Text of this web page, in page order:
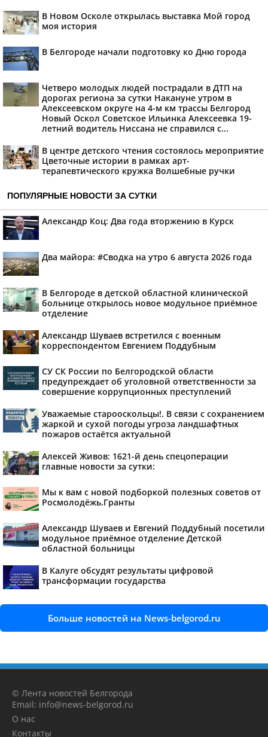
В Новом Осколе открылась выставка Мой город
моя история
В Белгороде начали подготовку ко Дню города
Четверо молодых людей пострадали в ДТП на
дорогах региона за сутки Накануне утром в
Алексеевском округе на 4-м км трассы Белгород
Новый Оскол Советское Ильинка Алексеевка 19-
летний водитель Ниссана не справился с...
В центре детского чтения состоялось мероприятие
Цветочные истории в рамках арт-
терапевтического кружка Волшебные ручки
ПОПУЛЯРНЫЕ НОВОСТИ ЗА СУТКИ
Александр Коц: Два года вторжению в Курск
Два майора: #Сводка на утро 6 августа 2026 года
В Белгороде в детской областной клинической
больнице открылось новое модульное приёмное
отделение
Александр Шуваев встретился с военным
корреспондентом Евгением Поддубным
СУ СК России по Белгородской области
предупреждает об уголовной ответственности за
совершение коррупционных преступлений
Уважаемые старооскольцы!. В связи с сохранением
жаркой и сухой погоды угроза ландшафтных
пожаров остаётся актуальной
Алексей Живов: 1621-й день спецоперации
главные новости за сутки:
Мы к вам с новой подборкой полезных советов от
Росмолодёжь.Гранты
Александр Шуваев и Евгений Поддубный посетили
модульное приёмное отделение Детской
областной больницы
В Калуге обсудят результаты цифровой
трансформации государства
Больше новостей на News-belgorod.ru
© Лента новостей Белгорода
Email: info@news-belgorod.ru
О нас
Контакты